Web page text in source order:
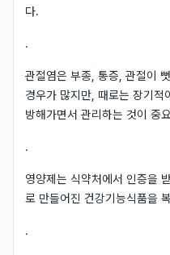
다.
.
관절염은 부종, 통증, 관절이
경우가 많지만, 때로는 장기적
방해가면서 관리하는 것이 중
.
영양제는 식약처에서 인증을
로 만들어진 건강기능식품을
.